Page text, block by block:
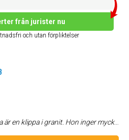
från jurister nu
och utan förpliktelser
Hon inger mycket trygghet i sitt arbete och har full koll på allt i processen. Jag har lång erfarenhet av henne till företagsjuridik, familjerelaterade ärenden. Tack!